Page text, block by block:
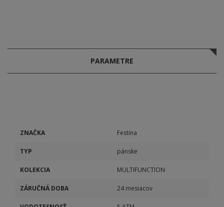
PARAMETRE
ZNAČKA Festina
TYP pánske
KOLEKCIA MULTIFUNCTION
ZÁRUČNÁ DOBA 24 mesiacov